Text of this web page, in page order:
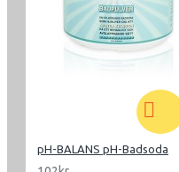
pH-BALANS pH-Badsoda